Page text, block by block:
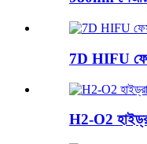
7D HIFU
H2-O2